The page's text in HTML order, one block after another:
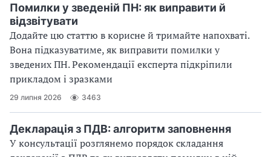
Помилки у зведеній ПН: як виправити й
відзвітувати
Додайте цю статтю в корисне й тримайте напохваті.
Вона підказуватиме, як виправити помилки у
зведених ПН. Рекомендації експерта підкріпили
прикладом і зразками
29 липня 2026 3463
Декларація з ПДВ: алгоритм заповнення
У консультації розглянемо порядок складання